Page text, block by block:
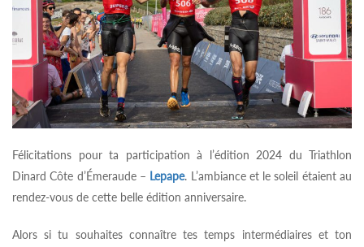
Félicitations pour ta participation à l’édition 2024 du Triathlon
Dinard Côte d’Émeraude – Lepape. L’ambiance et le soleil étaient au
rendez-vous de cette belle édition anniversaire.
Alors si tu souhaites connaître tes temps intermédiaires et ton